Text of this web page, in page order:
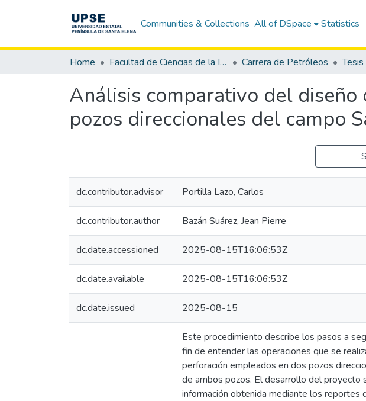
Communities & Collections All of DSpace Statistics
Home Facultad de Ciencias de la Ingeniería Carrera de Petróleos
Análisis comparativo del
pozos direccionales del campo
dc.contributor.advisor Portilla Lazo, Carlos
dc.contributor.author Bazán Suárez, Jean Pierre
dc.date.accessioned 2025-08-15T16:06:53Z
dc.date.available 2025-08-15T16:06:53Z
dc.date.issued 2025-08-15
Este procedimiento describe los pasos a
fin de entender las operaciones que se
perforación empleados en dos pozos
de ambos pozos. El desarrollo del proyecto
información obtenida mediante los reportes